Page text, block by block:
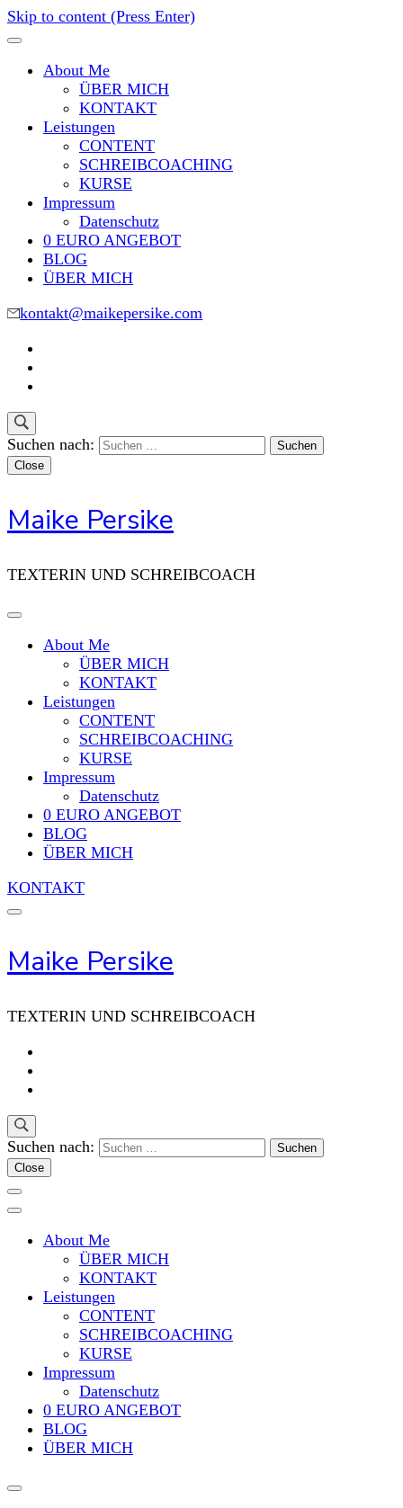
Skip to content (Press Enter)
About Me
ÜBER MICH
KONTAKT
Leistungen
CONTENT
SCHREIBCOACHING
KURSE
Impressum
Datenschutz
0 EURO ANGEBOT
BLOG
ÜBER MICH
kontakt@maikepersike.com
Suchen nach:
Close
Maike Persike
TEXTERIN UND SCHREIBCOACH
About Me
ÜBER MICH
KONTAKT
Leistungen
CONTENT
SCHREIBCOACHING
KURSE
Impressum
Datenschutz
0 EURO ANGEBOT
BLOG
ÜBER MICH
KONTAKT
Maike Persike
TEXTERIN UND SCHREIBCOACH
Suchen nach:
Close
About Me
ÜBER MICH
KONTAKT
Leistungen
CONTENT
SCHREIBCOACHING
KURSE
Impressum
Datenschutz
0 EURO ANGEBOT
BLOG
ÜBER MICH